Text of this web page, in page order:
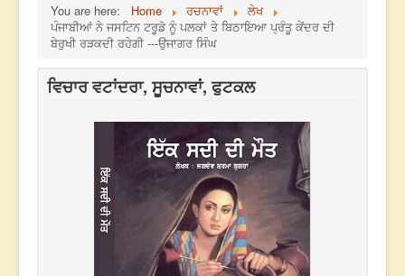
You are here: Home ਰਚਨਾਵਾਂ
ਲੇਖ
ਪੰਜਾਬੀਆਂ ਨੇ ਜਸਟਿਨ ਟਰੂਡੋ ਨੂੰ ਪਲਕਾਂ ਤੇ ਬਿਠਾਇਆ ਪ੍ਰੰਤੂ ਕੇਂਦਰ ਦੀ
ਬੇਰੁਖੀ ਰੜਕਦੀ ਰਹੇਗੀ ---ਉਜਾਗਰ ਸਿੰਘ
ਵਿਚਾਰ ਵਟਾਂਦਰਾ, ਸੂਚਨਾਵਾਂ, ਫੁਟਕਲ